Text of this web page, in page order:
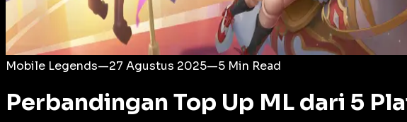
Mobile Legends—27 Agustus 2025—5 Min Read
Perbandingan Top Up ML dari 5